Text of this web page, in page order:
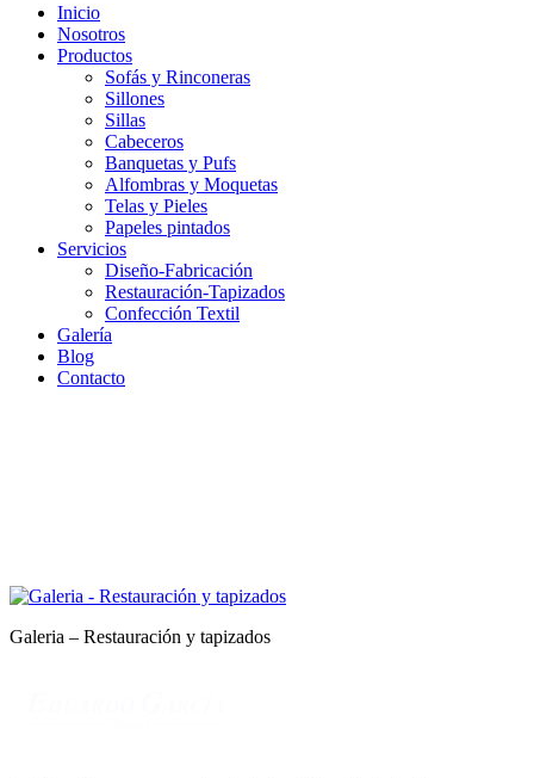
Inicio
Nosotros
Productos
Sofás y Rinconeras
Sillones
Sillas
Cabeceros
Banquetas y Pufs
Alfombras y Moquetas
Telas y Pieles
Papeles pintados
Servicios
Diseño-Fabricación
Restauración-Tapizados
Confección Textil
Galería
Blog
Contacto
Galeria – Restauración y
tapizados
Galeria – Restauración y tapizados